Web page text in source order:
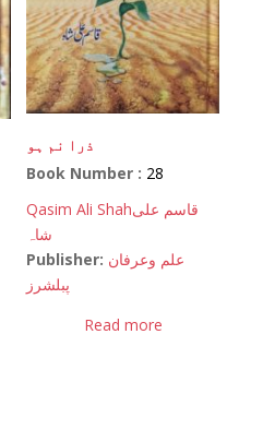
ذرا نم ہو
Book Number : 28
Qasim Ali Shahقاسم علی
شاہ
Publisher: علم وعرفان
پبلشرز
Read more